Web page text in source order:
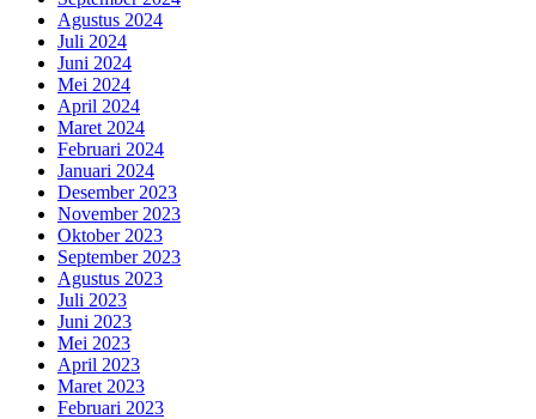
Agustus 2024
Juli 2024
Juni 2024
Mei 2024
April 2024
Maret 2024
Februari 2024
Januari 2024
Desember 2023
November 2023
Oktober 2023
September 2023
Agustus 2023
Juli 2023
Juni 2023
Mei 2023
April 2023
Maret 2023
Februari 2023